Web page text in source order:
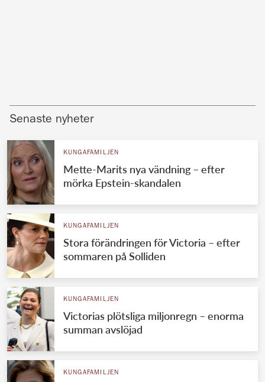
Senaste nyheter
KUNGAFAMILJEN
Mette-Marits nya vändning – efter
mörka Epstein-skandalen
KUNGAFAMILJEN
Stora förändringen för Victoria – efter
sommaren på Solliden
KUNGAFAMILJEN
Victorias plötsliga miljonregn – enorma
summan avslöjad
KUNGAFAMILJEN